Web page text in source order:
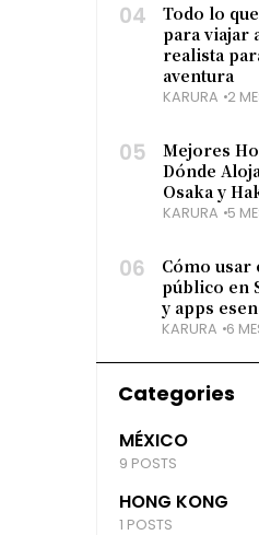
04
Todo lo
para viajar
realista
aventura
KARURA 2
05
Mejores
Dónde
Osaka y
KARURA 5
06
Cómo
público en
y apps
KARURA 6
Categories
MÉXICO
9 POSTS
HONG KONG
1 POSTS